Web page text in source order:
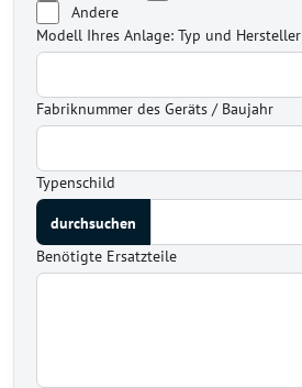
Andere
Modell Ihres Anlage: Typ und Hersteller
Fabriknummer des Geräts / Baujahr
Typenschild
Benötigte Ersatzteile